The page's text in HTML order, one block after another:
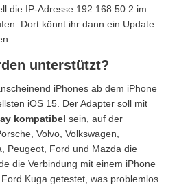
die IP-Adresse 192.168.50.2 im
Dort könnt ihr dann ein Update
unterstützt?
iPhones ab dem iPhone
iOS 15. Der Adapter soll mit
kompatibel sein, auf der
Volvo, Volkswagen,
Peugeot, Ford und Mazda die
die Verbindung mit einem iPhone
Kuga getestet, was problemlos